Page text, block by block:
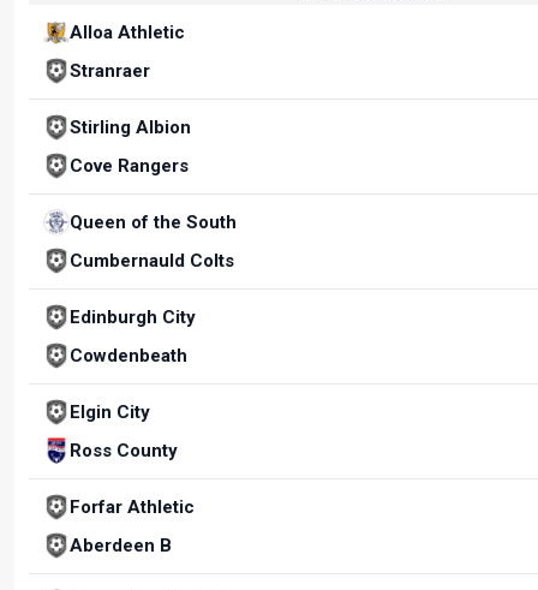
Alloa Athletic
Stranraer
Stirling Albion
Cove Rangers
Queen of the South
Cumbernauld Colts
Edinburgh City
Cowdenbeath
Elgin City
Ross County
Forfar Athletic
Aberdeen B